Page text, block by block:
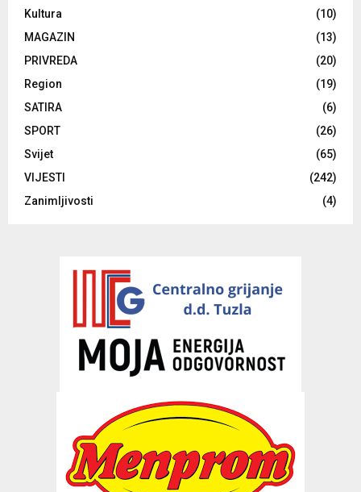
Kultura
(10)
MAGAZIN
(13)
PRIVREDA
(20)
Region
(19)
SATIRA
(6)
SPORT
(26)
Svijet
(65)
VIJESTI
(242)
Zanimljivosti
(4)